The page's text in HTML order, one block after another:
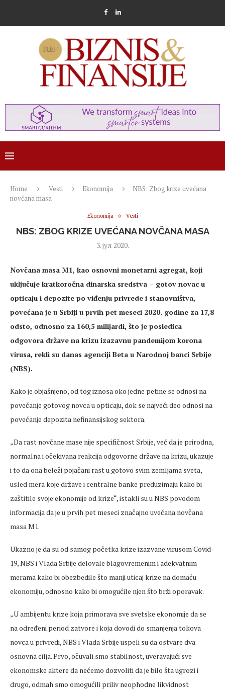
Home Vesti Ekonomija
NBS: Zbog krize uvećana
novčana masa
Ekonomija Vesti
NBS: ZBOG KRIZE UVEĆANA NOVČANA MASA
3. јул 2020.
Novčana masa M1, kao osnovni monetarni agregat, koji
uključuje kratkoročna dinarska sredstva – gotov novac u
opticaju i depozite po viđenju privrede i stanovništva,
povećana je u Srbiji u prvih pet meseci 2020. godine za 17,8
odsto, odnosno za 160,5 milijardi, što je posledica
odgovora države na krizu izazavnu pandemijom korona
virusa, rekli su danas agenciji Beta u Narodnoj banci Srbije
(NBS).
Kako je objašnjeno, od tog iznosa oko jedne petine se odnosi na
povećanje gotovog novca u opticaju, dok se najveći deo odnosi na
povećanje depozita nefinansijskog sektora.
„Da rast novčane mase nije specifičnost Srbije, već da je prirodna,
normalna i očekivana reakcija odgovorne države na krizu, ukazuje
i to da ona beleži pojačani rast u gotovo svim zemljama sveta,
usled mera koje države i centralne banke preduzimaju kako bi
zaštitile svoje ekonomije od krize“, istakli su u NBS povodom
informacija da je u prvih pet meseci značajno uvećana novčana
masa M1.
Ukazno je da su od samog početka krize izazvane virusom Covid-
19, NBS i Vlada Srbije delovale blagovremenim i adekvatnim
merama kako bi obezbedile što manji uticaj krize na domaću
ekonomiju, odnosno kako bi omogućile njen što brži oporavak.
„U ambijentu krize koja primorava sve svetske ekonomije da se
na određeni period zatvore i koja dovodi do smanjenja tokova
novca u privredi, NBS i Vlada Srbije uspeli su da ostvare dva
osnovna cilja. Prvo, očuvali smo stabilnost, uveravajući sve
ekonomske aktere da nećemo dozvoliti da je bilo šta ugrozi i
drugo, odmah smo omogućili priliv neophodne likvidnost